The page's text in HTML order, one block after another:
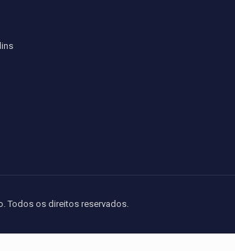
Todos os direitos reservados.